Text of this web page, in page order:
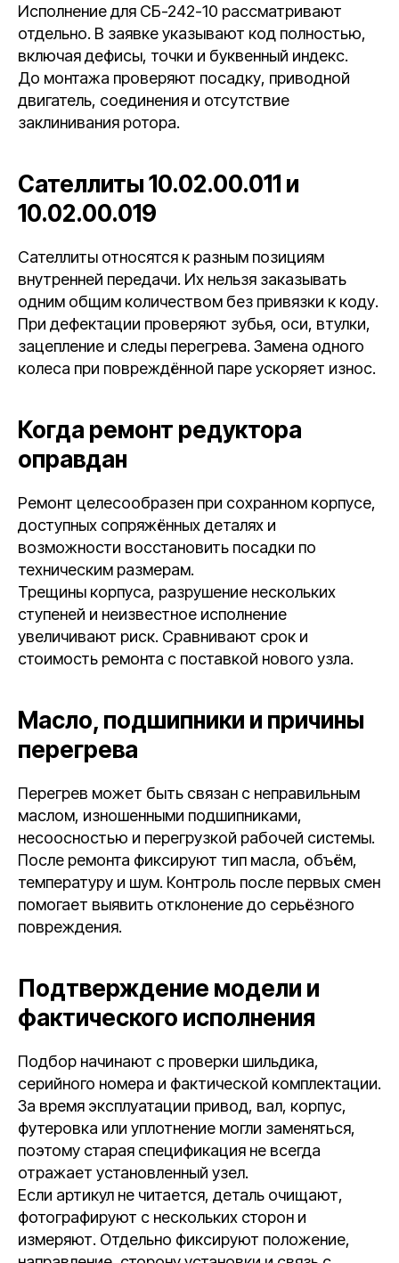
Исполнение для СБ-242-10 рассматривают
отдельно. В заявке указывают код полностью,
включая дефисы, точки и буквенный индекс.
До монтажа проверяют посадку, приводной
двигатель, соединения и отсутствие
заклинивания ротора.
Сателлиты 10.02.00.011 и
10.02.00.019
Сателлиты относятся к разным позициям
внутренней передачи. Их нельзя заказывать
одним общим количеством без привязки к коду.
При дефектации проверяют зубья, оси, втулки,
зацепление и следы перегрева. Замена одного
колеса при повреждённой паре ускоряет износ.
Когда ремонт редуктора
оправдан
Ремонт целесообразен при сохранном корпусе,
доступных сопряжённых деталях и
возможности восстановить посадки по
техническим размерам.
Трещины корпуса, разрушение нескольких
ступеней и неизвестное исполнение
увеличивают риск. Сравнивают срок и
стоимость ремонта с поставкой нового узла.
Масло, подшипники и причины
перегрева
Перегрев может быть связан с неправильным
маслом, изношенными подшипниками,
несоосностью и перегрузкой рабочей системы.
После ремонта фиксируют тип масла, объём,
температуру и шум. Контроль после первых смен
помогает выявить отклонение до серьёзного
повреждения.
Подтверждение модели и
фактического исполнения
Подбор начинают с проверки шильдика,
серийного номера и фактической комплектации.
За время эксплуатации привод, вал, корпус,
футеровка или уплотнение могли заменяться,
поэтому старая спецификация не всегда
отражает установленный узел.
Если артикул не читается, деталь очищают,
фотографируют с нескольких сторон и
измеряют. Отдельно фиксируют положение,